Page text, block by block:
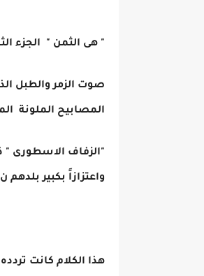
" هى الثمن " الجزء
صوت الزمر والطبل
المصابيح الملونة
"الزفاف الاسطورى "
واعتزازاً بكبير
هذا الكلام كانت